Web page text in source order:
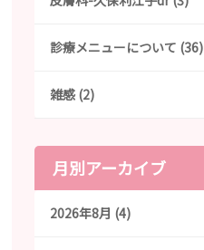
診療メニューについて (36)
雑感 (2)
月別アーカイブ
2026年8月 (4)